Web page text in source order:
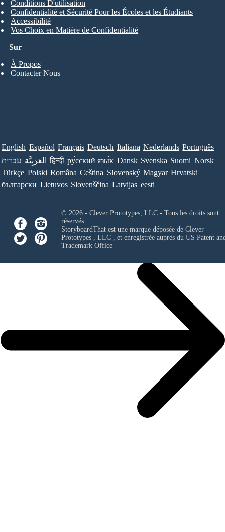
Sur
À Propos
Contacter Nous
Conditions D'utilisation
Confidentialité et Sécurité Pour les Écoles et les Étudiants
Accessibilité
Vos Choix en Matière de Confidentialité
English Español Français Deutsch Italiana Nederlands Português
עברית العَرَبِيَّة हिन्दी ру́сский язы́к Dansk Svenska Suomi Norsk
Türkçe Polski Româna Ceština Slovenský Magyar Hrvatski
български Lietuvos Slovenščina Latvijas eesti
© 2026 - Clever Prototypes, LLC - Tous les droits sont
réservés.
StoryboardThat est une marque déposée de Clever
Prototypes , LLC, et enregistrée auprès du US Patent
Trademark Office